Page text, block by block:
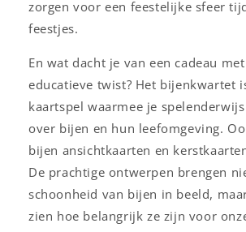
zorgen voor een feestelijke sfeer
feestjes.
En wat dacht je van een cadeau
educatieve twist? Het bijenkwartet
kaartspel waarmee je
over bijen en hun leefomgeving.
bijen ansichtkaarten en
De prachtige ontwerpen brengen
schoonheid van bijen in beeld,
zien hoe belangrijk ze zijn voor